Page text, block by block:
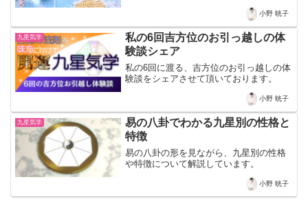
小野 晄子
九星気学
私の6回吉方位のお引っ越しの体
験談シェア
私の6回に渡る、吉方位のお引っ越しの体
験談をシェアさせて頂いております。
小野 晄子
九星気学
易の八卦でわかる九星別の性格と
特徴
易の八卦の形を見ながら、九星別の性格
や特徴について解説しています。
小野 晄子